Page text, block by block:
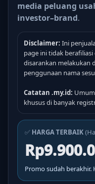
media peluang
investor–brand.
Disclaimer: Ini
page ini tidak
disarankan melakukan
penggunaan nama
Catatan .my.id:
khusus di banyak
✅ HARGA TERBAIK
Promo sudah